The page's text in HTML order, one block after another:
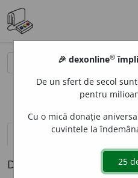
definiții (1) pronunțievolume_up
Definiția cu ID-ul 330468:
🎉 dexonline®
De un sfert de secol
pentru
Cu o mică donație
cuvintele la